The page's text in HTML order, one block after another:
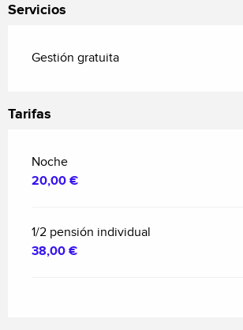
Servicios
Gestión gratuita
Tarifas
Noche
20,00 €
1/2 pensión individual
38,00 €